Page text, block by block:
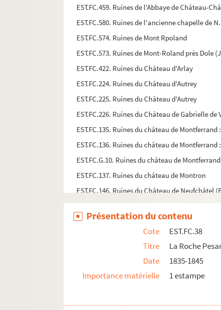
EST.FC.459. Ruines de l'Abbaye de Château-
EST.FC.580. Ruines de l'ancienne chapelle de
EST.FC.574. Ruines de Mont Rpoland
EST.FC.573. Ruines de Mont-Roland près Dole
EST.FC.422. Ruines du Château d'Arlay
EST.FC.224. Ruines du Château d'Autrey
EST.FC.225. Ruines du Château d'Autrey
EST.FC.226. Ruines du Château de Gabrielle
EST.FC.135. Ruines du château de
EST.FC.136. Ruines du château de
EST.FC.G.10. Ruines du château de
EST.FC.137. Ruines du château de Montron
EST.FC.146. Ruines du Château de Neufchâtel
EST.FC.318. Ruines du Château de Passavant :
EST.FC.328. Ruines du Château de Richecourt
EST.FC.329. Ruines du Château de Richecourt
EST.FC.333. Ruines du Château de Rupt :
EST.FC.334. Ruines du Château de Rupt :
EST.FC.206. Ruines du château de Scey
Présentation du contenu
Cote
EST.FC.38
Titre
La Roche
Date
1835-1845
Importance matérielle
1 estampe